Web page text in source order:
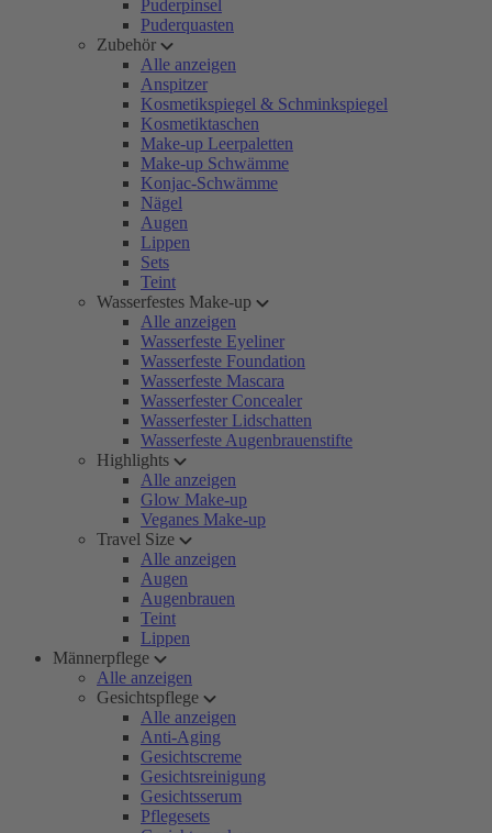
Puderpinsel
Puderquasten
Zubehör
Alle anzeigen
Anspitzer
Kosmetikspiegel & Schminkspiegel
Kosmetiktaschen
Make-up Leerpaletten
Make-up Schwämme
Konjac-Schwämme
Nägel
Augen
Lippen
Sets
Teint
Wasserfestes Make-up
Alle anzeigen
Wasserfeste Eyeliner
Wasserfeste Foundation
Wasserfeste Mascara
Wasserfester Concealer
Wasserfester Lidschatten
Wasserfeste Augenbrauenstifte
Highlights
Alle anzeigen
Glow Make-up
Veganes Make-up
Travel Size
Alle anzeigen
Augen
Augenbrauen
Teint
Lippen
Männerpflege
Alle anzeigen
Gesichtspflege
Alle anzeigen
Anti-Aging
Gesichtscreme
Gesichtsreinigung
Gesichtsserum
Pflegesets